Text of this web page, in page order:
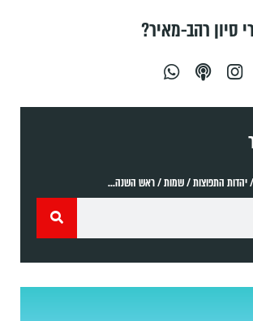
סיון רהב-מאיר?
יהדות התפוצות / שמות / ראש השנה...